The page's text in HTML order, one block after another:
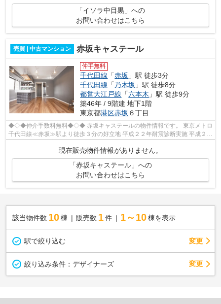
「イソラ中目黒」への
お問い合わせはこちら
売買 | 中古マンション 赤坂キャステール
仲手無料
千代田線 「赤坂 」駅 徒歩3分
千代田線 「乃木坂 」駅 徒歩8分
都営大江戸線 「六本木 」駅 徒歩9分
築46年 / 9階建 地下1階
東京都港区赤坂 ６丁目
◆◇◆仲介手数料無料◆◇◆ 赤坂キャステールの物件情報です。 東京メトロ
千代田線≪赤坂≫駅より徒歩３分の好立地 平成２２年耐震診断実施 平成２５
現在販売物件情報がありません。
「赤坂キャステール」への
お問い合わせはこちら
該当物件数 10棟 販売数 1 件 1～10 棟を表示
駅で絞り込む 変更
絞り込み条件： デザイナーズ 変更